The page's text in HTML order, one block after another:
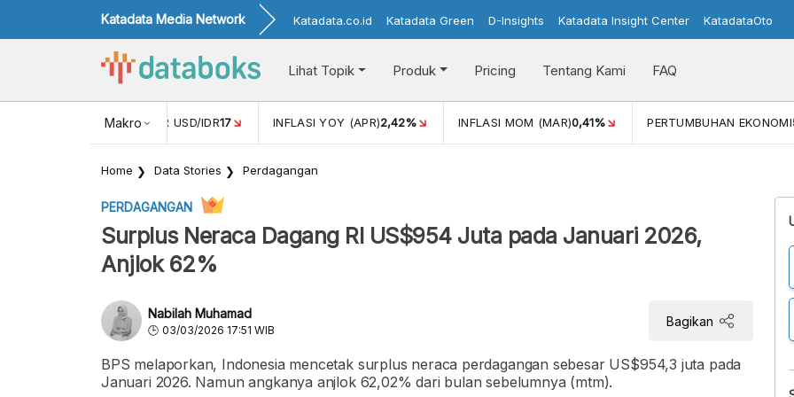
Katadata Media Network Katadata.co.id Katadata Green D-Insights Katadata Insight Center KatadataOto
Lihat Topik Produk Pricing Tentang Kami FAQ
Makro
NILAI TUKAR USD/IDR17 INFLASI YOY (APR)2,42% INFLASI MOM (MAR)0,41% PERTUMBUHAN EKONOMI
Home Data Stories Perdagangan
PERDAGANGAN
Surplus Neraca Dagang RI US$954 Juta pada Januari 2026,
Anjlok 62%
Nabilah Muhamad
03/03/2026 17:51 WIB
Bagikan
BPS melaporkan, Indonesia mencetak surplus neraca perdagangan sebesar US$954,3 juta pada
Januari 2026. Namun angkanya anjlok 62,02% dari bulan sebelumnya (mtm).